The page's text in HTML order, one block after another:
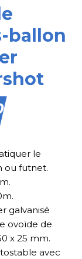
ballon
€
le
ou futnet.
galvanisé
ovoïde de
x 25 mm.
avec